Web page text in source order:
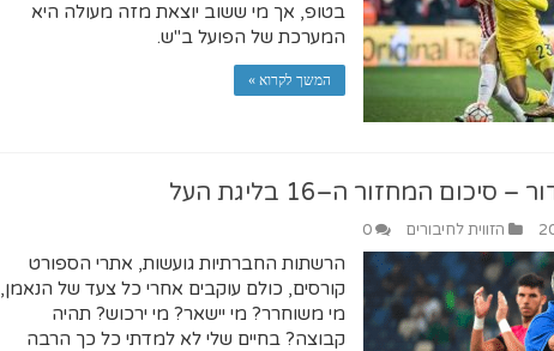
בטופ, אך מי ששוב יוצאת מזה מעולה היא
המערכת של הפועל ב"ש.
המשך לקרוא »
המחזור ה–16 בליגת העל
הזווית לחיבורים 0
הרשתות החברתיות גועשות, אתרי הספורט
קורסים, כולם עוקבים אחרי כל צעד של הנאמן,
מי משוחרר? מי יישאר? מי ירכוש? תהיה
קבוצה? בחיים שלי לא למדתי כל כך הרבה